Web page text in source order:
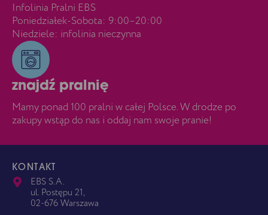
Infolinia Pralni EBS
Poniedziałek-Sobota: 9:00–20:00
Niedziele: infolinia nieczynna
znajdź pralnię
Mamy ponad 100 pralni w całej Polsce. W drodze po
zakupy wstąp do nas i oddaj nam swoje pranie!
KONTAKT
EBS S.A.
ul. Postępu 21,
02-676 Warszawa